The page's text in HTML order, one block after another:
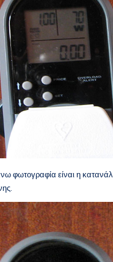
φωτογραφία είναι η